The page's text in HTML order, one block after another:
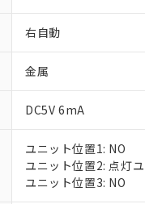
右自動
金属
DC5V 6mA
ユニット位置1: NO
ユニット位置2: 点灯
ユニット位置3: NO